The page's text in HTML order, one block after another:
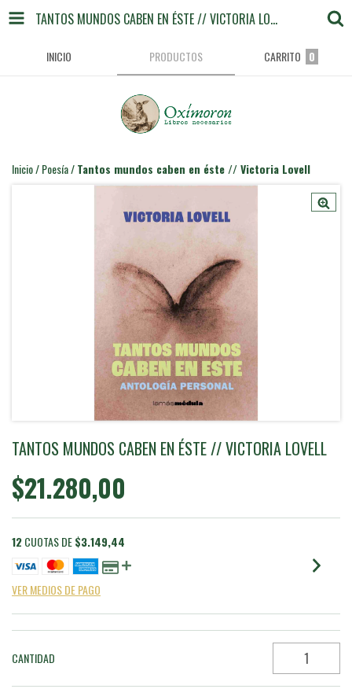
TANTOS MUNDOS CABEN EN ÉSTE // VICTORIA LOVELL
INICIO PRODUCTOS CARRITO 0
Inicio/Poesía/Tantos mundos caben en éste // Victoria Lovell
TANTOS MUNDOS CABEN EN ÉSTE // VICTORIA LOVELL
$21.280,00
12CUOTAS DE$3.149,44
VER MEDIOS DE PAGO
CANTIDAD